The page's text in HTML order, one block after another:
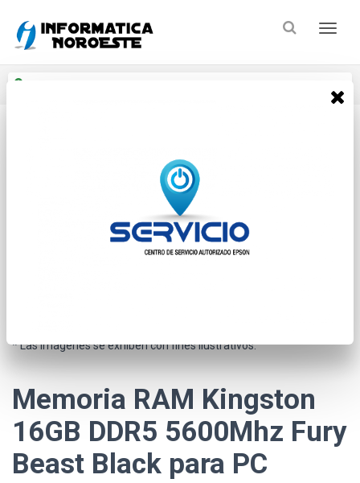
* Las imágenes se exhiben con fines ilustrativos.
Memoria RAM Kingston
16GB DDR5 5600Mhz Fury
Beast Black para PC